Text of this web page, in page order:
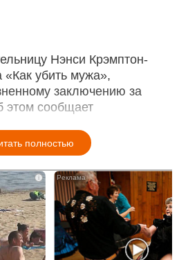
Нэнси Крэмптон-
убить мужа»,
заключению за
этом сообщает
полностью
i